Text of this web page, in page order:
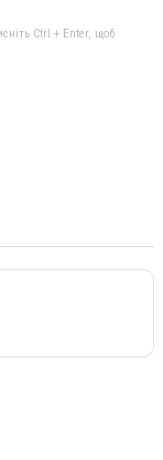
Ctrl + Enter, щоб